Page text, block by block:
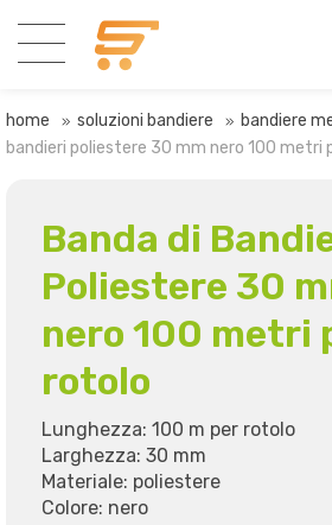
home soluzioni bandiere bandiere
bandieri poliestere 30 mm nero 100 metri
Banda di
Poliestere 30
nero 100 metri
rotolo
Lunghezza: 100 m per rotolo
Larghezza: 30 mm
Materiale: poliestere
Colore: nero